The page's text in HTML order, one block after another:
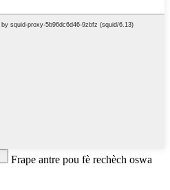
Frape antre pou fè rechèch oswa